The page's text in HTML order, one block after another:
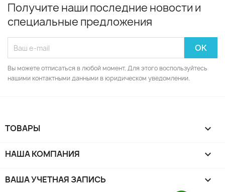
Получите наши последние новости и
специальные предложения
Вы можете отписаться в любой момент. Для этого воспользуйтесь
нашими контактными данными в юридическом уведомлении.
ТОВАРЫ 
НАША КОМПАНИЯ 
ВАША УЧЕТНАЯ ЗАПИСЬ 